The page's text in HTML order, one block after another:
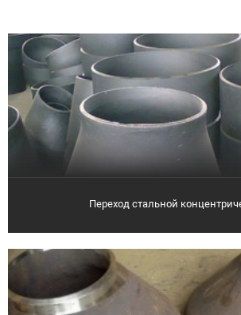
Переход стальной